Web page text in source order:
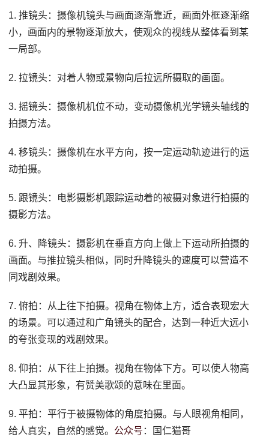
1. 推镜头：摄像机镜头与画面逐渐靠近，画面外框逐渐缩
小，画面内的景物逐渐放大，使观众的视线从整体看到某
一局部。
2. 拉镜头：对着人物或景物向后拉远所摄取的画面。
3. 摇镜头：摄像机机位不动，变动摄像机光学镜头轴线的
拍摄方法。
4. 移镜头：摄像机在水平方向，按一定运动轨迹进行的运
动拍摄。
5. 跟镜头：电影摄影机跟踪运动着的被摄对象进行拍摄的
摄影方法。
6. 升、降镜头：摄影机在垂直方向上做上下运动所拍摄的
画面。与推拉镜头相似，同时升降镜头的速度可以营造不
同戏剧效果。
7. 俯拍：从上往下拍摄。视角在物体上方，适合表现宏大
的场景。可以通过和广角镜头的配合，达到一种近大远小
的夸张变现的戏剧效果。
8. 仰拍：从下往上拍摄。视角在物体下方。可以使人物高
大凸显其形象，有赞美歌颂的意味在里面。
9. 平拍：平行于被摄物体的角度拍摄。与人眼视角相同，
给人真实，自然的感觉。 公众号 ：国仁猫哥